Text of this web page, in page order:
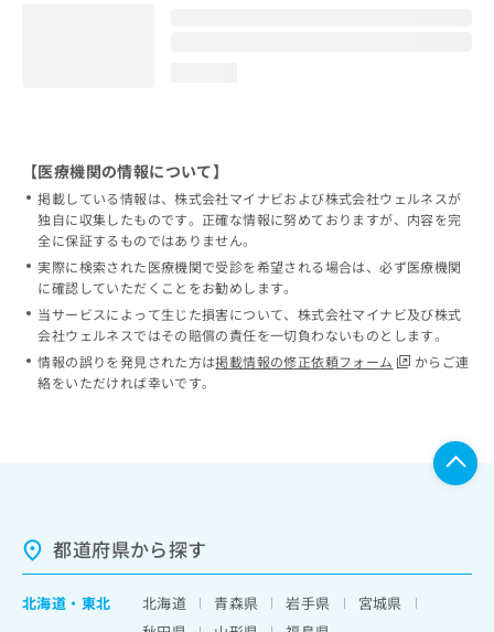
【医療機関の情報について】
掲載している情報は、株式会社マイナビおよび株式会社ウェルネスが
独自に収集したものです。正確な情報に努めておりますが、内容を完
全に保証するものではありません。
実際に検索された医療機関で受診を希望される場合は、必ず医療機関
に確認していただくことをお勧めします。
当サービスによって生じた損害について、株式会社マイナビ及び株式
会社ウェルネスではその賠償の責任を一切負わないものとします。
情報の誤りを発見された方は掲載情報の修正依頼フォーム
からご連
絡をいただければ幸いです。
都道府県から探す
北海道 ・ 東北 北海道 青森県 岩手県
宮城県